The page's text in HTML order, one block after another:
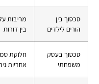
סכסוך בין
הורים לילדים
מריבות
בין דורות
סכסוך בעסק
משפחתי
חלוקת
אחריות